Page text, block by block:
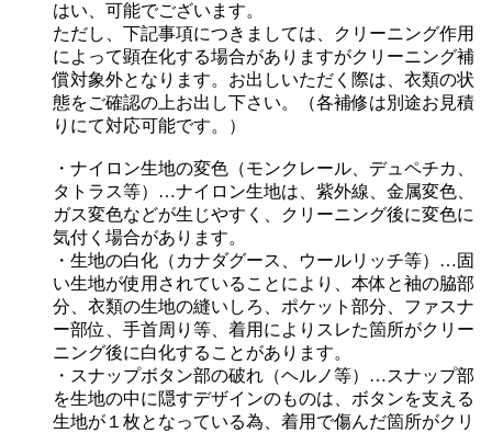
はい、可能でございます。
ただし、下記事項につきましては、クリーニング作用
によって顕在化する場合がありますがクリーニング補
償対象外となります。お出しいただく際は、衣類の状
態をご確認の上お出し下さい。（各補修は別途お見積
りにて対応可能です。）
・ナイロン生地の変色（モンクレール、デュペチカ、
タトラス等）…ナイロン生地は、紫外線、金属変色、
ガス変色などが生じやすく、クリーニング後に変色に
気付く場合があります。
・生地の白化（カナダグース、ウールリッチ等）…固
い生地が使用されていることにより、本体と袖の脇部
分、衣類の生地の縫いしろ、ポケット部分、ファスナ
ー部位、手首周り等、着用によりスレた箇所がクリー
ニング後に白化することがあります。
・スナップボタン部の破れ（ヘルノ等）…スナップ部
を生地の中に隠すデザインのものは、ボタンを支える
生地が１枚となっている為、着用で傷んだ箇所がクリ